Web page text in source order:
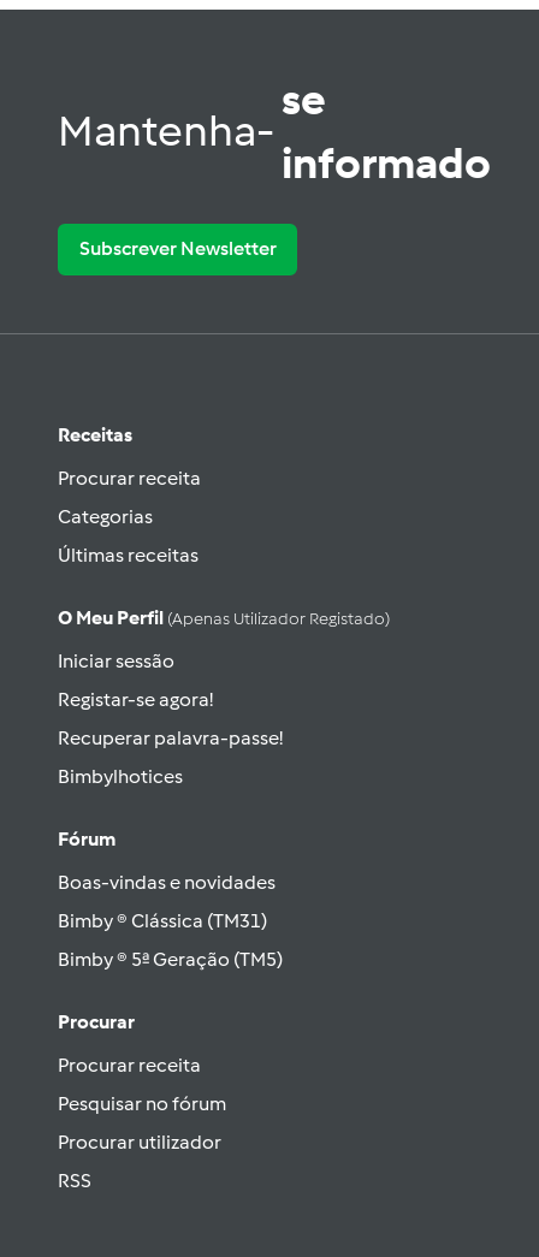
Mantenha-
se
informado
Subscrever Newsletter
Receitas
Procurar receita
Categorias
Últimas receitas
O Meu Perfil (apenas Utilizador Registado)
Iniciar sessão
Registar-se agora!
Recuperar palavra-passe!
Bimbylhotices
Fórum
Boas-vindas e novidades
Bimby ® Clássica (TM31)
Bimby ® 5ª Geração (TM5)
Procurar
Procurar receita
Pesquisar no fórum
Procurar utilizador
RSS